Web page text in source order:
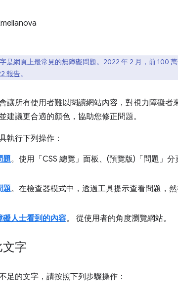
是網頁上最常見的無障礙問題。2022 年 2 月，前 100
報告。
讓所有使用者難以閱讀網站內容，對視力障礙
建議更合適的顏色，協助您修正問題。
執行下列操作：
題。使用「CSS 總覽」 面板、(預覽版)「問題」 分
題。在檢查器模式中，透過工具提示查看問題，
礙人士看到的內容。 從使用者的角度瀏覽網站。
字
足的文字，請按照下列步驟操作：